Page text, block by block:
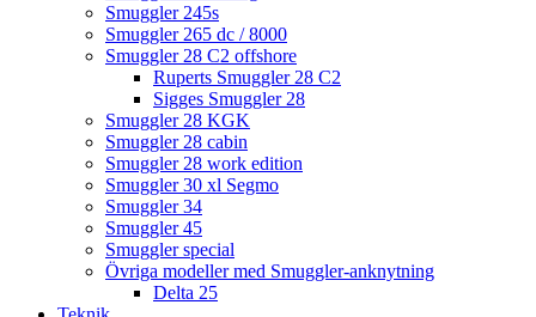
Smuggler 245s
Smuggler 265 dc / 8000
Smuggler 28 C2 offshore
Ruperts Smuggler 28 C2
Sigges Smuggler 28
Smuggler 28 KGK
Smuggler 28 cabin
Smuggler 28 work edition
Smuggler 30 xl Segmo
Smuggler 34
Smuggler 45
Smuggler special
Övriga modeller med Smuggler-anknytning
Delta 25